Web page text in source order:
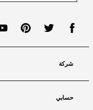
شركة
حسابي